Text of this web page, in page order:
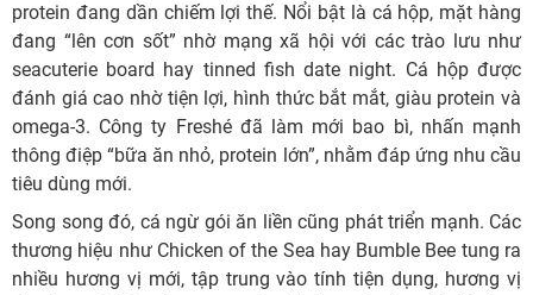
protein đang dần chiếm lợi thế. Nổi bật là cá hộp, mặt hàng
đang “lên cơn sốt” nhờ mạng xã hội với các trào lưu như
seacuterie board hay tinned fish date night. Cá hộp được
đánh giá cao nhờ tiện lợi, hình thức bắt mắt, giàu protein và
omega-3. Công ty Freshé đã làm mới bao bì, nhấn mạnh
thông điệp “bữa ăn nhỏ, protein lớn”, nhằm đáp ứng nhu cầu
tiêu dùng mới.
Song song đó, cá ngừ gói ăn liền cũng phát triển mạnh. Các
thương hiệu như Chicken of the Sea hay Bumble Bee tung ra
nhiều hương vị mới, tập trung vào tính tiện dụng, hương vị